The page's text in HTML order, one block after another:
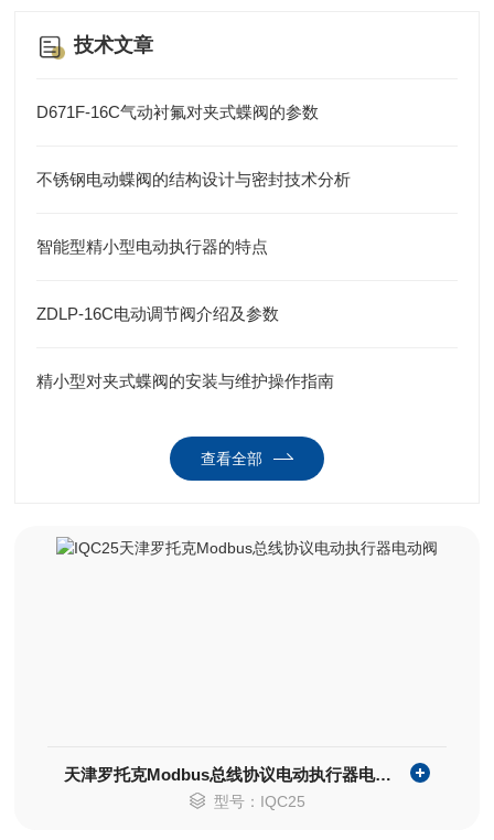
技术文章
D671F-16C气动衬氟对夹式蝶阀的参数
不锈钢电动蝶阀的结构设计与密封技术分析
智能型精小型电动执行器的特点
ZDLP-16C电动调节阀介绍及参数
精小型对夹式蝶阀的安装与维护操作指南
查看全部
天津罗托克Modbus总线协议电动执行器电动阀
型号：IQC25